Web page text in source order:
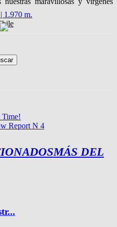
1.970 m.
Time!
Report N 4
MÁS DEL